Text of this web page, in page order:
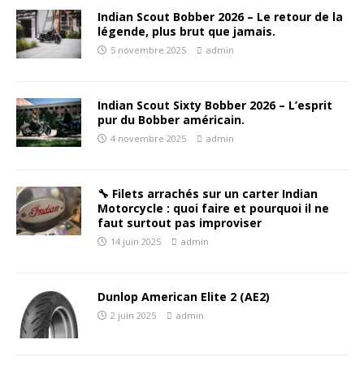
Indian Scout Bobber 2026 – Le retour de la
légende, plus brut que jamais.
5 novembre 2025 admin
Indian Scout Sixty Bobber 2026 – L’esprit
pur du Bobber américain.
4 novembre 2025 admin
🔧 Filets arrachés sur un carter Indian
Motorcycle : quoi faire et pourquoi il ne
faut surtout pas improviser
14 juin 2025 admin
Dunlop American Elite 2 (AE2)
2 juin 2025 admin